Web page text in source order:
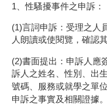
1、性騷擾事件之申訴：
(1)言詞申訴：受理之人
人朗讀或使閱覽，確認
(2)書面提出：申訴人應
訴人之姓名、性別、出
號碼、服務或就學之單
申訴之事實及相關證據